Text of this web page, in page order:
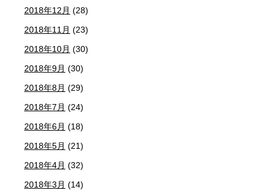
2018年12月 (28)
2018年11月 (23)
2018年10月 (30)
2018年9月 (30)
2018年8月 (29)
2018年7月 (24)
2018年6月 (18)
2018年5月 (21)
2018年4月 (32)
2018年3月 (14)